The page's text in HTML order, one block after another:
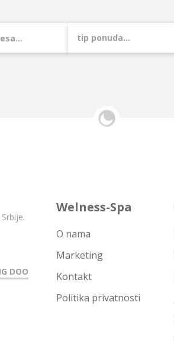
DOO
Welness-Spa
O nama
Marketing
Kontakt
Politika privatnosti